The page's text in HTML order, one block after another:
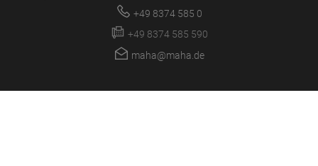
+49 8374 585 0
+49 8374 585 590
maha@maha.de